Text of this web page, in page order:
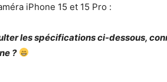
iPhone 15 et 15 Pro :
les spécifications ci-dessous,
?